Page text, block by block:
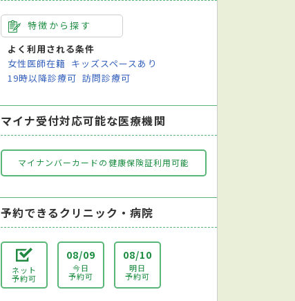
特徴から探す
よく利用される条件
女性医師在籍 キッズスペースあり
19時以降診療可 訪問診療可
マイナ受付対応可能な医療機関
マイナンバーカードの健康保険証利用可能
予約できるクリニック・病院
ネット
予約可
08/09
今日
予約可
08/10
明日
予約可